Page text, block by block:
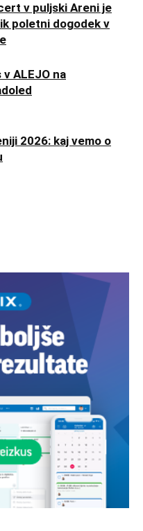
v puljski Areni je
poletni dogodek v
ALEJO na
2026: kaj vemo o